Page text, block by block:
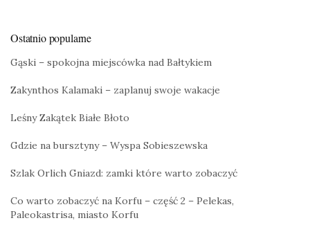
Ostatnio popularne
Gąski – spokojna miejscówka nad Bałtykiem
Zakynthos Kalamaki – zaplanuj swoje wakacje
Leśny Zakątek Białe Błoto
Gdzie na bursztyny – Wyspa Sobieszewska
Szlak Orlich Gniazd: zamki które warto zobaczyć
Co warto zobaczyć na Korfu – część 2 – Pelekas,
Paleokastrisa, miasto Korfu